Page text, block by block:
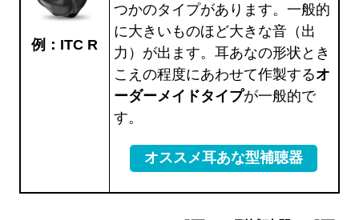
例：ITC R
つかのタイプがあります。一般的
に大きいものほど大きな音（出
力）が出ます。耳あなの形状とき
こえの程度にあわせて作製するオ
ーダーメイドタイプが一般的で
す。
オススメ耳あな型補聴器